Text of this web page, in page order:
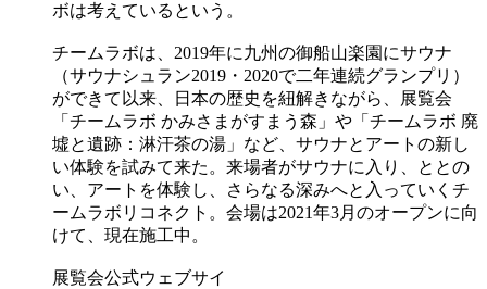
ボは考えているという。
チームラボは、2019年に九州の御船山楽園にサウナ
（サウナシュラン2019・2020で二年連続グランプリ）
ができて以来、日本の歴史を紐解きながら、展覧会
「チームラボ かみさまがすまう森」や「チームラボ 廃
墟と遺跡：淋汗茶の湯」など、サウナとアートの新し
い体験を試みて来た。来場者がサウナに入り、ととの
い、アートを体験し、さらなる深みへと入っていくチ
ームラボリコネクト。会場は2021年3月のオープンに向
けて、現在施工中。
展覧会公式ウェブサイ